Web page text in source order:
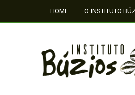
HOME O INSTITUTO